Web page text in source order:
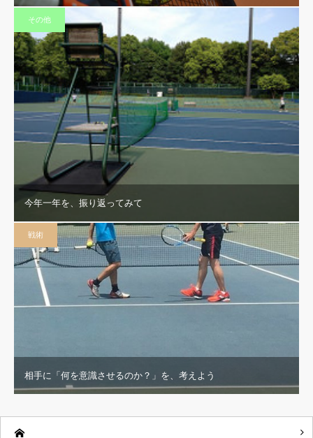
その他
今年一年を、振り返ってみて
戦術
相手に「何を意識させるのか？」を、考えよう